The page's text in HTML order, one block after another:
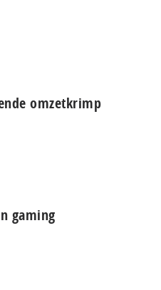
omzetkrimp
gaming